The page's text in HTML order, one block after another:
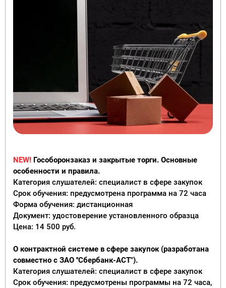
NEW! Гособоронзаказ и закрытые торги. Основные
особенности и правила.
Категория слушателей: специалист в сфере закупок
Срок обучения: предусмотрена программа на 72 часа
Форма обучения: дистанционная
Документ: удостоверение установленного образца
Цена: 14 500 руб.
О контрактной системе в сфере закупок (разработана
совместно с ЗАО ''Сбербанк-АСТ").
Категория слушателей: специалист в сфере закупок
Срок обучения: предусмотрены программы на 72 часа,